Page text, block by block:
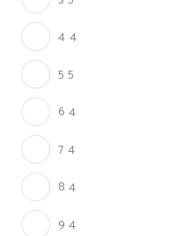
4 4
5 5
6 4
7 4
8 4
9 4